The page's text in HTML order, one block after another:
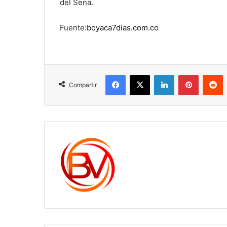
del Sena.
Fuente:boyaca7dias.com.co
Compartir
Facebook
X LinkedInPinterest